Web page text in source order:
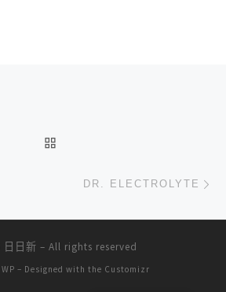
DR. ELECTROLYTE
日日新 – All rights reserved
WP – Designed with the Customizr